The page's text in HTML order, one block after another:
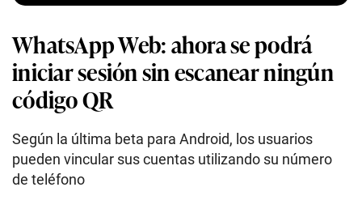
WhatsApp Web: ahora se podrá
iniciar sesión sin escanear ningún
código QR
Según la última beta para Android, los usuarios
pueden vincular sus cuentas utilizando su número
de teléfono